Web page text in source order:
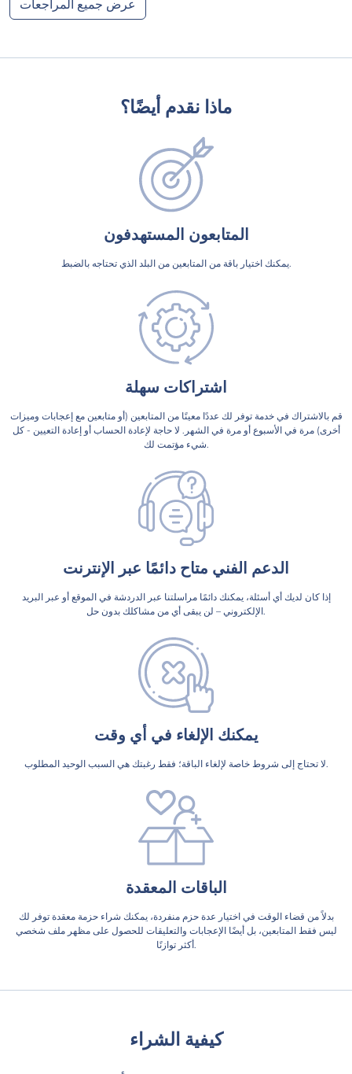
عرض جميع المراجعات
ماذا نقدم أيضًا؟
المتابعون المستهدفون
يمكنك اختيار باقة من المتابعين من البلد الذي تحتاجه بالضبط.
اشتراكات سهلة
قم بالاشتراك في خدمة توفر لك عددًا معينًا من المتابعين (أو متابعين مع إعجابات وميزات
أخرى) مرة في الأسبوع أو مرة في الشهر. لا حاجة لإعادة الحساب أو إعادة التعيين - كل
شيء مؤتمت لك.
الدعم الفني متاح دائمًا عبر الإنترنت
إذا كان لديك أي أسئلة، يمكنك دائمًا مراسلتنا عبر الدردشة في الموقع أو عبر البريد
الإلكتروني – لن يبقى أي من مشاكلك بدون حل.
يمكنك الإلغاء في أي وقت
لا تحتاج إلى شروط خاصة لإلغاء الباقة؛ فقط رغبتك هي السبب الوحيد المطلوب.
الباقات المعقدة
بدلاً من قضاء الوقت في اختيار عدة حزم منفردة، يمكنك شراء حزمة معقدة توفر لك
ليس فقط المتابعين، بل أيضًا الإعجابات والتعليقات للحصول على مظهر ملف شخصي
أكثر توازنًا.
كيفية الشراء